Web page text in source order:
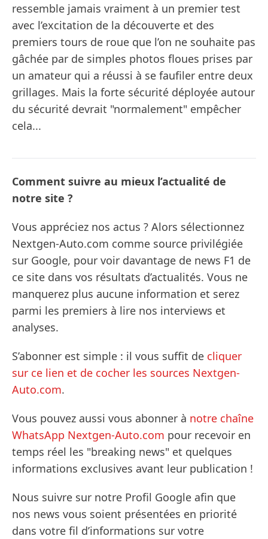
ressemble jamais vraiment à un premier test
avec l’excitation de la découverte et des
premiers tours de roue que l’on ne souhaite pas
gâchée par de simples photos floues prises par
un amateur qui a réussi à se faufiler entre deux
grillages. Mais la forte sécurité déployée autour
du sécurité devrait "normalement" empêcher
cela...
Comment suivre au mieux l’actualité de
notre site ?
Vous appréciez nos actus ? Alors sélectionnez
Nextgen-Auto.com comme source privilégiée
sur Google, pour voir davantage de news F1 de
ce site dans vos résultats d’actualités. Vous ne
manquerez plus aucune information et serez
parmi les premiers à lire nos interviews et
analyses.
S’abonner est simple : il vous suffit de cliquer
sur ce lien et de cocher les sources Nextgen-
Auto.com.
Vous pouvez aussi vous abonner à notre chaîne
WhatsApp Nextgen-Auto.com pour recevoir en
temps réel les "breaking news" et quelques
informations exclusives avant leur publication !
Nous suivre sur notre Profil Google afin que
nos news vous soient présentées en priorité
dans votre fil d’informations sur votre